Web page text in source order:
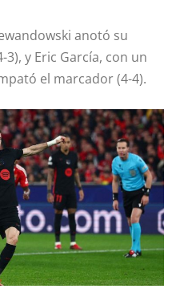
anotó su
y Eric García, con un
el marcador (4-4).